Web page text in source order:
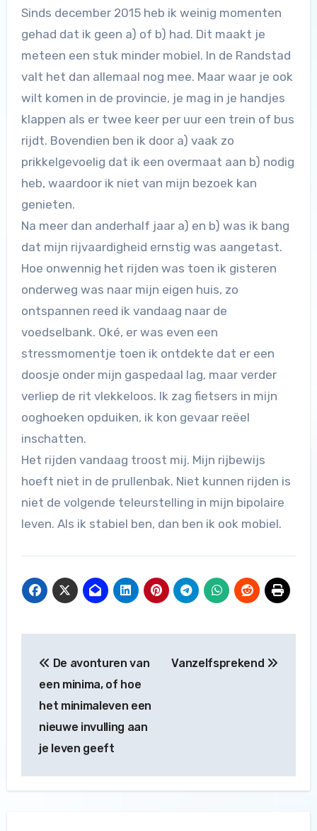
Sinds december 2015 heb ik weinig momenten
gehad dat ik geen a) of b) had. Dit maakt je
meteen een stuk minder mobiel. In de Randstad
valt het dan allemaal nog mee. Maar waar je ook
wilt komen in de provincie, je mag in je handjes
klappen als er twee keer per uur een trein of bus
rijdt. Bovendien ben ik door a) vaak zo
prikkelgevoelig dat ik een overmaat aan b) nodig
heb, waardoor ik niet van mijn bezoek kan
genieten.
Na meer dan anderhalf jaar a) en b) was ik bang
dat mijn rijvaardigheid ernstig was aangetast.
Hoe onwennig het rijden was toen ik gisteren
onderweg was naar mijn eigen huis, zo
ontspannen reed ik vandaag naar de
voedselbank. Oké, er was even een
stressmomentje toen ik ontdekte dat er een
doosje onder mijn gaspedaal lag, maar verder
verliep de rit vlekkeloos. Ik zag fietsers in mijn
ooghoeken opduiken, ik kon gevaar reëel
inschatten.
Het rijden vandaag troost mij. Mijn rijbewijs
hoeft niet in de prullenbak. Niet kunnen rijden is
niet de volgende teleurstelling in mijn bipolaire
leven. Als ik stabiel ben, dan ben ik ook mobiel.
navigatie
De avonturen van
een minima, of hoe
het minimaleven een
nieuwe invulling aan
je leven geeft
Vanzelfsprekend